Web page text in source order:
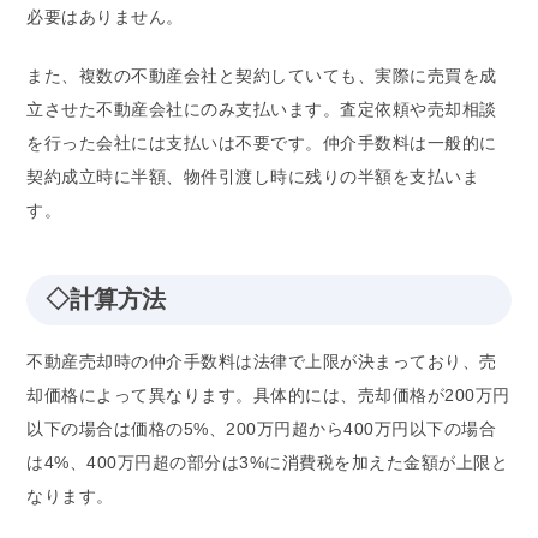
必要はありません。
また、複数の不動産会社と契約していても、実際に売買を成
立させた不動産会社にのみ支払います。査定依頼や売却相談
を行った会社には支払いは不要です。仲介手数料は一般的に
契約成立時に半額、物件引渡し時に残りの半額を支払いま
す。
◇計算方法
不動産売却時の仲介手数料は法律で上限が決まっており、売
却価格によって異なります。具体的には、売却価格が200万円
以下の場合は価格の5%、200万円超から400万円以下の場合
は4%、400万円超の部分は3%に消費税を加えた金額が上限と
なります。